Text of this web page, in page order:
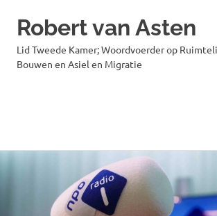
Ga
Robert van Asten
Lid Tweede Kamer; Woordvoerder op
Bouwen en Asiel en Migratie